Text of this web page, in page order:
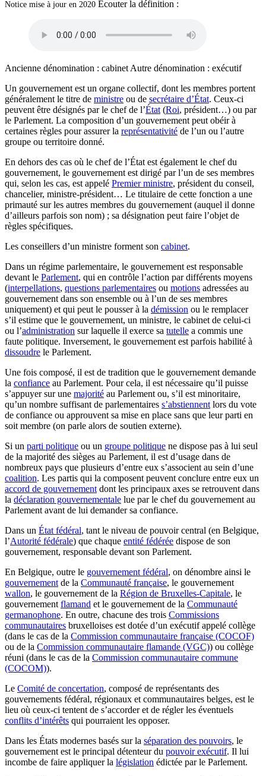
Notice mise à jour en 2020 Écouter la définition :
Ancienne dénomination : cabinet Autre dénomination : exécutif
Un gouvernement est un organe collectif, dont les membres portent
généralement le titre de ministre ou de secrétaire d’État. Ceux-ci
peuvent être désignés par le chef de l’État (Roi, président…) ou par
le Parlement. La composition d’un gouvernement peut obéir à
certaines règles pour assurer la représentativité de l’un ou l’autre
groupe ou territoire donné.
En dehors des cas où le chef de l’État est également le chef du
gouvernement, le gouvernement est dirigé par l’un de ses membres
qui, selon les cas, est appelé Premier ministre, président du conseil,
chancelier, ministre-président… Le titulaire de cette fonction a une
primauté sur les autres membres du gouvernement (auquel il donne
d’ailleurs parfois son nom) ; sa désignation peut faire l’objet de
règles spécifiques.
Les conseillers d’un ministre forment son cabinet.
Dans un régime parlementaire, le gouvernement est responsable
devant le Parlement, qui en contrôle l’action par différents moyens
(interpellations, questions parlementaires ou motions adressées au
gouvernement dans son ensemble ou à l’un de ses membres
uniquement) et qui peut le pousser à la démission ou le remplacer
s’il estime que le gouvernement, un ministre, le cabinet de celui-ci
ou l’administration sur laquelle il exerce sa tutelle a commis une
faute politique. Inversement, le gouvernement est parfois habilité à
dissoudre le Parlement.
Une fois composé, il est de tradition que le gouvernement demande
la confiance au Parlement. Pour cela, il est nécessaire qu’il puisse
s’appuyer sur une majorité au Parlement ou, s’il est minoritaire,
qu’un nombre suffisant de parlementaires s’abstiennent lors du vote
de confiance ou approuvent sa mise en place sans que leur parti en
soit membre (on parle alors de soutien externe).
Si un parti politique ou un groupe politique ne dispose pas à lui seul
de la majorité des sièges au Parlement, il est d’usage dans de
nombreux pays que plusieurs d’entre eux s’associent au sein d’une
coalition. Les partis qui la composent peuvent conclure entre eux un
accord de gouvernement dont les principaux axes se retrouvent dans
la déclaration gouvernementale lue par le chef du gouvernement au
Parlement avant de lui demander sa confiance.
Dans un État fédéral, tant le niveau de pouvoir central (en Belgique,
l’Autorité fédérale) que chaque entité fédérée dispose de son
gouvernement, responsable devant son Parlement.
En Belgique, outre le gouvernement fédéral, on dénombre ainsi le
gouvernement de la Communauté française, le gouvernement
wallon, le gouvernement de la Région de Bruxelles-Capitale, le
gouvernement flamand et le gouvernement de la Communauté
germanophone. En outre, chacune des trois Commissions
communautaires bruxelloises est dotée d’un exécutif appelé collège
(dans le cas de la Commission communautaire française (COCOF)
ou de la Commission communautaire flamande (VGC)) ou collège
réuni (dans le cas de la Commission communautaire commune
(COCOM)).
Le Comité de concertation, composé de représentants des
gouvernements fédéral, régionaux et communautaires belges, est le
lieu où ceux-ci tentent de s’accorder et de régler les éventuels
conflits d’intérêts qui pourraient les opposer.
Dans les États modernes basés sur la séparation des pouvoirs, le
gouvernement est le principal détenteur du pouvoir exécutif. Il lui
incombe de faire appliquer la législation édictée par le Parlement.